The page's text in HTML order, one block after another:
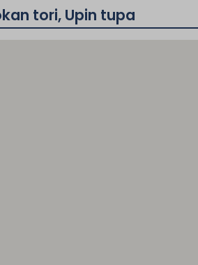
tori, Upin tupa